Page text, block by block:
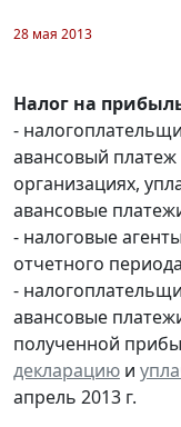
28 мая 2013
Налог на
-
авансовый платеж
организациях,
авансовые
- налоговые агенты
отчетного
-
авансовые
полученной
декларацию и
апрель 2013 г.